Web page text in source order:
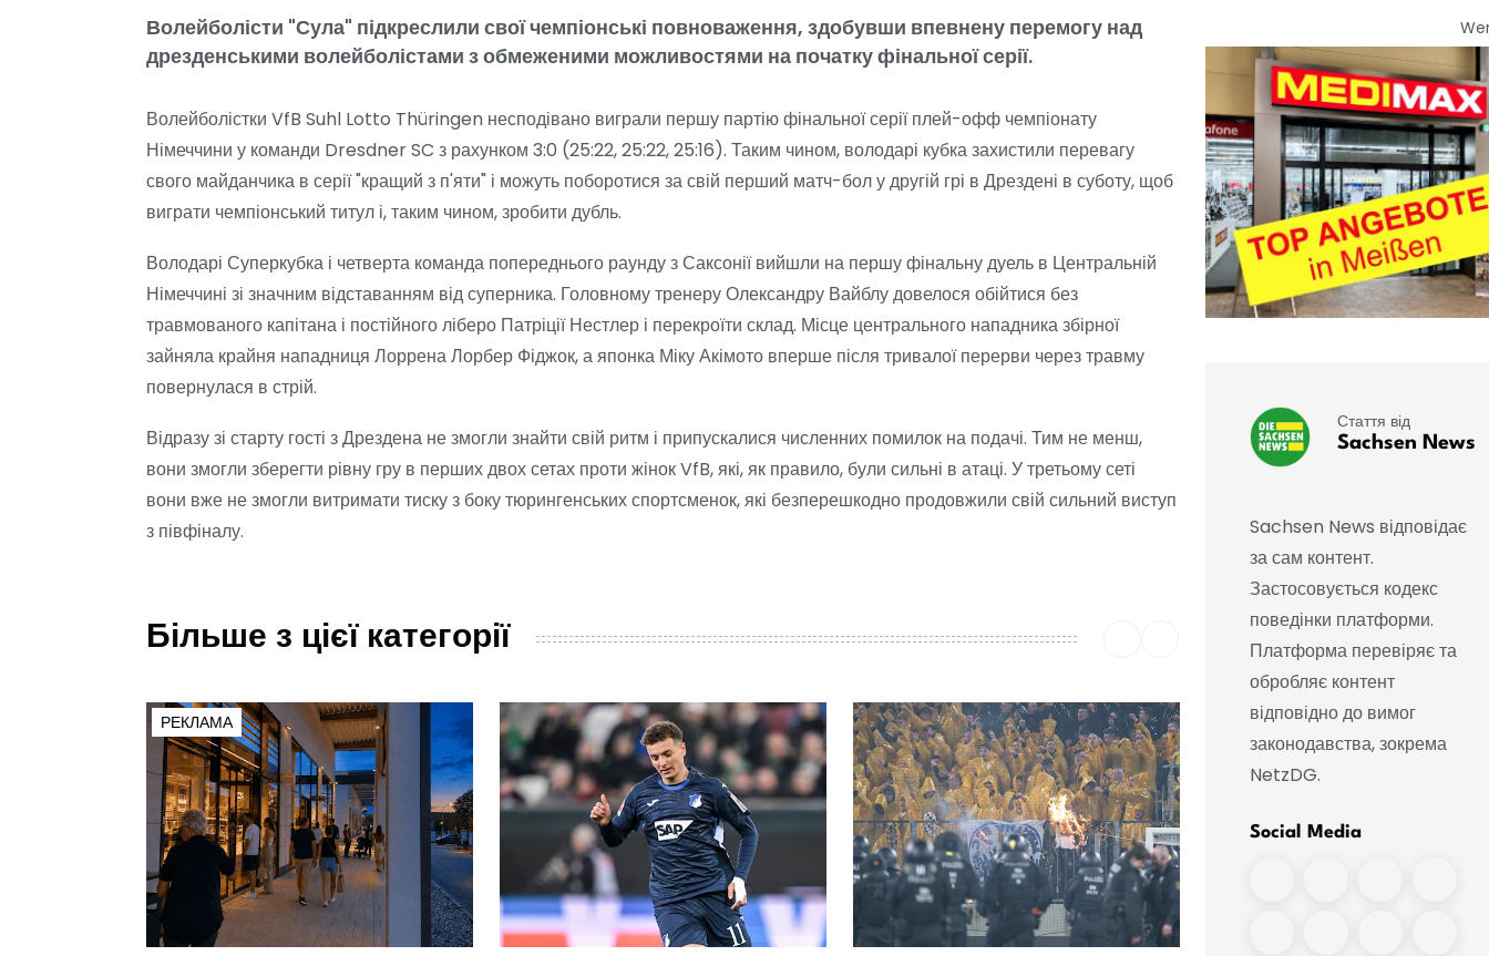
Волейболісти "Сула" підкреслили свої чемпіонські повноваження, здобувши впевнену перемогу над
дрезденськими волейболістами з обмеженими можливостями на початку фінальної серії.
Волейболістки VfB Suhl Lotto Thüringen несподівано виграли першу партію фінальної серії плей-офф чемпіонату
Німеччини у команди Dresdner SC з рахунком 3:0 (25:22, 25:22, 25:16). Таким чином, володарі кубка захистили перевагу
свого майданчика в серії "кращий з п'яти" і можуть поборотися за свій перший матч-бол у другій грі в Дрездені в суботу, щоб
виграти чемпіонський титул і, таким чином, зробити дубль.
Володарі Суперкубка і четверта команда попереднього раунду з Саксонії вийшли на першу фінальну дуель в Центральній
Німеччині зі значним відставанням від суперника. Головному тренеру Олександру Вайблу довелося обійтися без
травмованого капітана і постійного ліберо Патріції Нестлер і перекроїти склад. Місце центрального нападника збірної
зайняла крайня нападниця Лоррена Лорбер Фіджок, а японка Міку Акімото вперше після тривалої перерви через травму
повернулася в стрій.
Відразу зі старту гості з Дрездена не змогли знайти свій ритм і припускалися численних помилок на подачі. Тим не менш,
вони змогли зберегти рівну гру в перших двох сетах проти жінок VfB, які, як правило, були сильні в атаці. У третьому сеті
вони вже не змогли витримати тиску з боку тюрингенських спортсменок, які безперешкодно продовжили свій сильний виступ
з півфіналу.
Більше з цієї категорії
РЕКЛАМА
Стаття від
Sachsen News
Sachsen News відповідає
за сам контент.
Застосовується кодекс
поведінки платформи.
Платформа перевіряє та
обробляє контент
відповідно до вимог
законодавства, зокрема
NetzDG.
Social Media